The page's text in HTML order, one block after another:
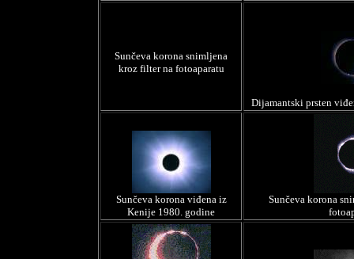
Sunčeva korona snimljena
kroz filter na fotoaparatu
Dijamantski prsten
Sunčeva korona viđena iz
Kenije 1980. godine
Sunčeva korona